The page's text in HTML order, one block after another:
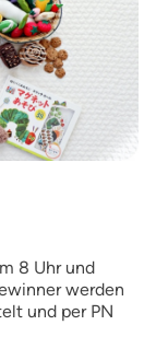
8 Uhr und
werden
und per PN